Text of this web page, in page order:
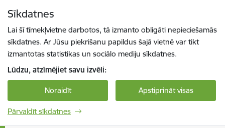
Sīkdatnes
Lai šī tīmekļvietne darbotos, tā izmanto obligāti nepieciešamās
sīkdatnes. Ar Jūsu piekrišanu papildus šajā vietnē var tikt
izmantotas statistikas un sociālo mediju sīkdatnes.
Lūdzu, atzīmējiet savu izvēli:
Noraidīt Apstiprināt visas
Pārvaldīt sīkdatnes